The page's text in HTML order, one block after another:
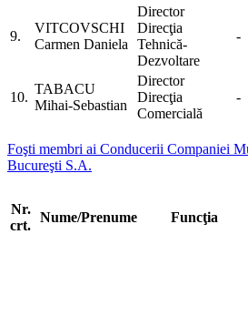
9.
VITCOVSCHI
Carmen Daniela
Director
Direcţia
Tehnică-
Dezvoltare
-
10.
TABACU
Mihai-Sebastian
Director
Direcţia
Comercială
-
Foşti membri ai Conducerii Companiei
Bucureşti S.A.
Nr.
crt.
Nume/Prenume Funcţia